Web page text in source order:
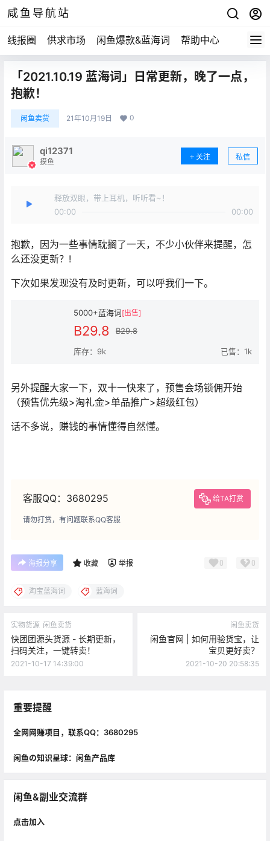
咸鱼导航站
线报圈 供求市场 闲鱼爆款&蓝海词 帮助中心
「2021.10.19 蓝海词」日常更新，晚了一点，
抱歉！
闲鱼卖货 21年10月19日 0
qi12371
摸鱼
关注 私信
释放双眼，带上耳机，听听看~！
00:00
00:00
抱歉，因为一些事情耽搁了一天，不少小伙伴来提醒，怎
么还没更新？!
下次如果发现没有及时更新，可以呼我们一下。
5000+蓝海词[出售]
B29.8 B29.8
库存：9k 已售：1k
另外提醒大家一下，双十一快来了，预售会场锁佣开始
（预售优先级>淘礼金>单品推广>超级红包）
话不多说，赚钱的事情懂得自然懂。
客服QQ：3680295 给TA打赏
请勿打赏，有问题联系QQ客服
海报分享 收藏 举报 0 0
淘宝蓝海词 蓝海词
实物货源 闲鱼卖货
快团团源头货源 - 长期更新，
扫码关注，一键转卖！
2021-10-17 14:39:00
闲鱼卖货
闲鱼官网 | 如何用验货宝，让
宝贝更好卖？​
2021-10-20 20:58:35
重要提醒
全网网赚项目，联系QQ：3680295
闲鱼の知识星球：闲鱼产品库
闲鱼&副业交流群
点击加入